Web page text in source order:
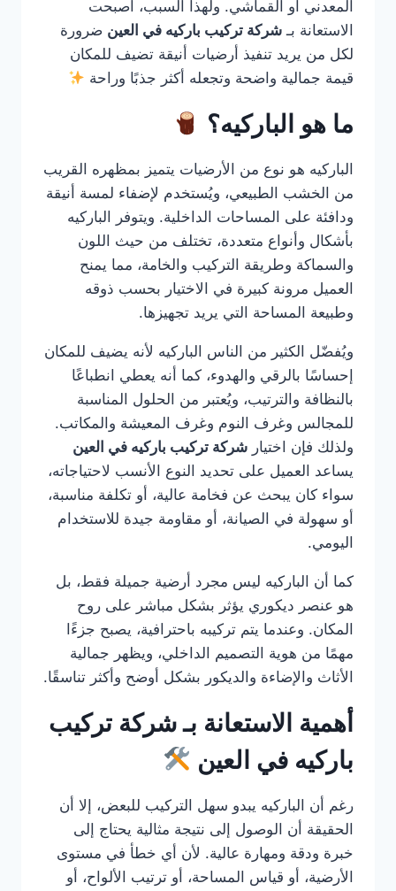
المعدني أو القماشي. ولهذا السبب، أصبحت
الاستعانة بـ شركة تركيب باركيه في العين ضرورة
لكل من يريد تنفيذ أرضيات أنيقة تضيف للمكان
قيمة جمالية واضحة وتجعله أكثر جذبًا وراحة
ما هو الباركيه؟
الباركيه هو نوع من الأرضيات يتميز بمظهره القريب
من الخشب الطبيعي، ويُستخدم لإضفاء لمسة أنيقة
ودافئة على المساحات الداخلية. ويتوفر الباركيه
بأشكال وأنواع متعددة، تختلف من حيث اللون
والسماكة وطريقة التركيب والخامة، مما يمنح
العميل مرونة كبيرة في الاختيار بحسب ذوقه
وطبيعة المساحة التي يريد تجهيزها.
ويُفضّل الكثير من الناس الباركيه لأنه يضيف للمكان
إحساسًا بالرقي والهدوء، كما أنه يعطي انطباعًا
بالنظافة والترتيب، ويُعتبر من الحلول المناسبة
للمجالس وغرف النوم وغرف المعيشة والمكاتب.
ولذلك فإن اختيار شركة تركيب باركيه في العين
يساعد العميل على تحديد النوع الأنسب لاحتياجاته،
سواء كان يبحث عن فخامة عالية، أو تكلفة مناسبة،
أو سهولة في الصيانة، أو مقاومة جيدة للاستخدام
اليومي.
كما أن الباركيه ليس مجرد أرضية جميلة فقط، بل
هو عنصر ديكوري يؤثر بشكل مباشر على روح
المكان. وعندما يتم تركيبه باحترافية، يصبح جزءًا
مهمًا من هوية التصميم الداخلي، ويظهر جمالية
الأثاث والإضاءة والديكور بشكل أوضح وأكثر تناسقًا.
أهمية الاستعانة بـ شركة تركيب
باركيه في العين
رغم أن الباركيه يبدو سهل التركيب للبعض، إلا أن
الحقيقة أن الوصول إلى نتيجة مثالية يحتاج إلى
خبرة ودقة ومهارة عالية. لأن أي خطأ في مستوى
الأرضية، أو قياس المساحة، أو ترتيب الألواح، أو